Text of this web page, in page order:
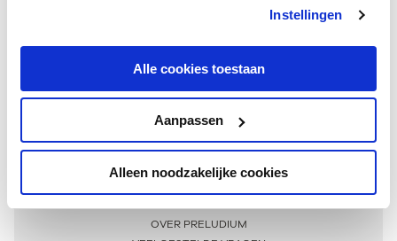
Instellingen
Alle cookies toestaan
Aanpassen
Alleen noodzakelijke cookies
Meer informatie
OVER PRELUDIUM